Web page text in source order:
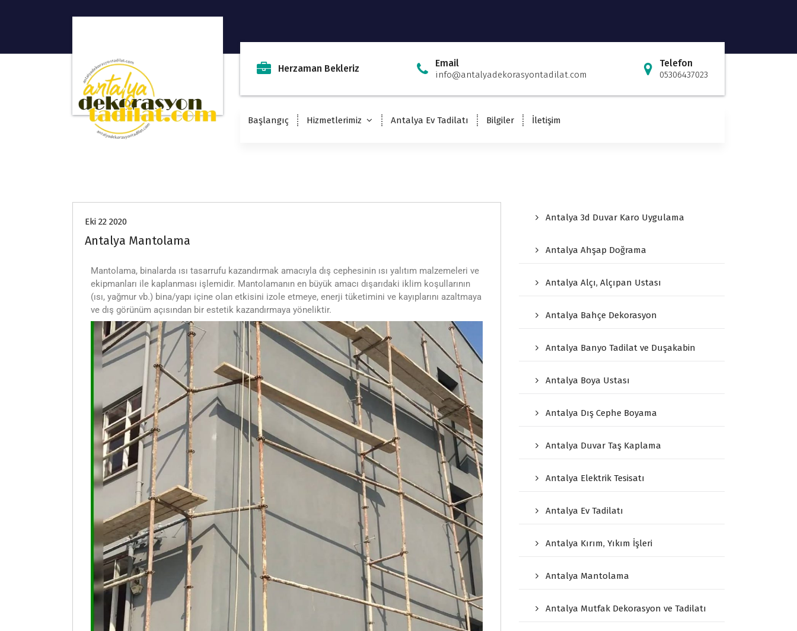
Herzaman Bekleriz Email
info@antalyadekorasyontadilat.com
Telefon
05306437023
Başlangıç Hizmetlerimiz Antalya Ev Tadilatı Bilgiler İletişim
Eki 22 2020
Antalya Mantolama
Mantolama, binalarda ısı tasarrufu kazandırmak amacıyla dış cephesinin ısı yalıtım malzemeleri ve
ekipmanları ile kaplanması işlemidir. Mantolamanın en büyük amacı dışarıdaki iklim koşullarının
(ısı, yağmur vb.) bina/yapı içine olan etkisini izole etmeye, enerji tüketimini ve kayıplarını azaltmaya
ve dış görünüm açısından bir estetik kazandırmaya yöneliktir.
Antalya 3d Duvar Karo Uygulama
Antalya Ahşap Doğrama
Antalya Alçı, Alçıpan Ustası
Antalya Bahçe Dekorasyon
Antalya Banyo Tadilat ve Duşakabin
Antalya Boya Ustası
Antalya Dış Cephe Boyama
Antalya Duvar Taş Kaplama
Antalya Elektrik Tesisatı
Antalya Ev Tadilatı
Antalya Kırım, Yıkım İşleri
Antalya Mantolama
Antalya Mutfak Dekorasyon ve Tadilatı